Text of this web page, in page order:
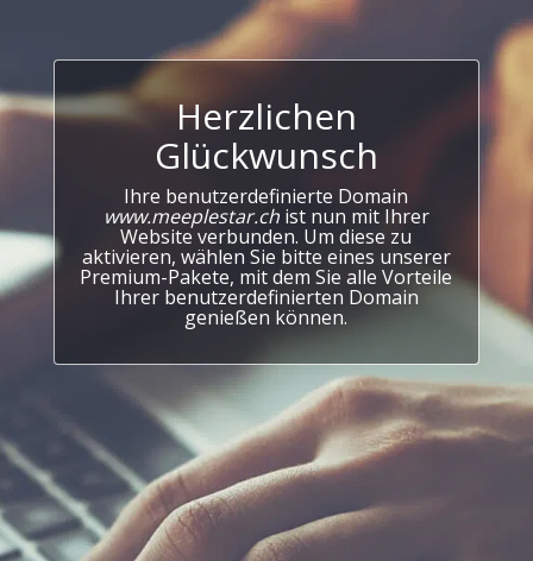
Herzlichen
Glückwunsch
Ihre benutzerdefinierte Domain
www.meeplestar.chist nun mit Ihrer
Website verbunden. Um diese zu
aktivieren, wählen Sie bitte eines unserer
Premium-Pakete, mit dem Sie alle Vorteile
Ihrer benutzerdefinierten Domain
genießen können.